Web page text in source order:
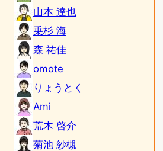
山本 達也
乗杉 海
森 祐佳
omote
りょうとく
Ami
荒木 啓介
菊池 紗槻